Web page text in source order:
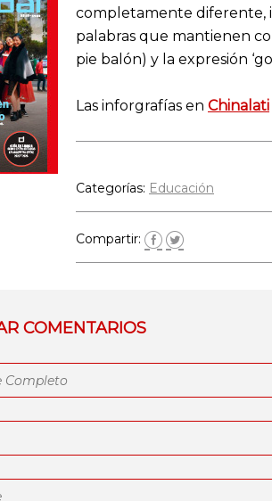
completamente diferente,
palabras que mantienen
pie balón) y la expresión
Las inforgrafías en Chinalati
Categorías: Educación
Compartir:
COMENTARIOS